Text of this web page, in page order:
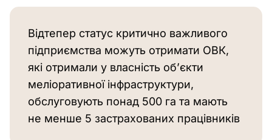
Відтепер статус критично важливого
підприємства можуть отримати ОВК,
які отримали у власність об’єкти
меліоративної інфраструктури,
обслуговують понад 500 га та мають
не менше 5 застрахованих працівників